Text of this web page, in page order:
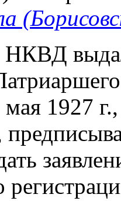
НКВД
мая 1927